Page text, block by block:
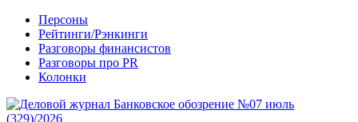
Персоны
Рейтинги/Рэнкинги
Разговоры финансистов
Разговоры про PR
Колонки